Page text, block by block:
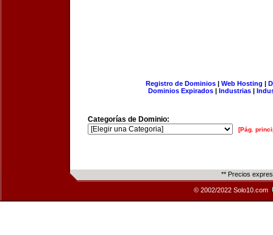
Registro de Dominios| Web Hosting |
Dominios Expirados | Industrias |
Categorías de Dominio:
[Pág.
** Precios
© 2002/2022 Solo10.com